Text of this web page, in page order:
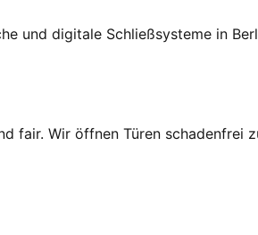
und digitale Schließsysteme in
fair. Wir öffnen Türen schadenfrei